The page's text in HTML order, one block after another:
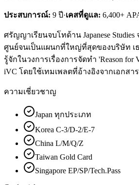
ประสบการณ์: 9 ปี·เคสที่ดูแล: 6,400+
ศรัญญาเรียนจบโทด้าน Japanese Studies
ศูนย์จนเป็นแผนกที่ใหญ่ที่สุดของบริษัท เ
รู้จักในวงการเรื่องการจัดทำ 'Reason
iVC โดยใช้เทมเพลตที่อ้างอิงจากเอกสาร
ความเชี่ยวชาญ
Japan ทุกประเภท
Korea C-3/D-2/E-7
China L/M/Q/Z
Taiwan Gold Card
Singapore EP/SP/Tech.Pass